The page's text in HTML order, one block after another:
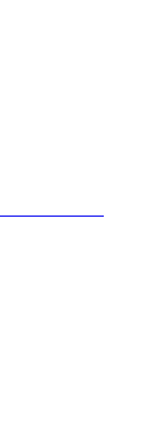
600 544 445